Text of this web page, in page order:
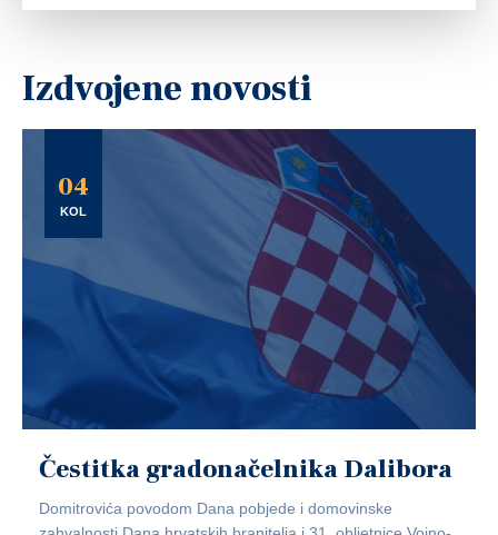
Izdvojene novosti
04
KOL
Čestitka gradonačelnika Dalibora
Domitrovića povodom Dana pobjede i domovinske